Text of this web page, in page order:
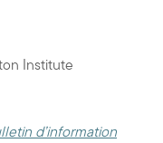
Institute
d’information